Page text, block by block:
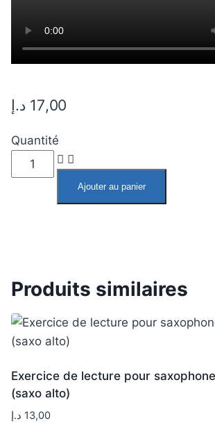
17,00 د.إ
Quantité
Ajouter au panier
Produits similaires
Exercice de lecture pour
(saxo alto)
13,00 د.إ